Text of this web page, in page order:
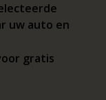
uw auto en
gratis